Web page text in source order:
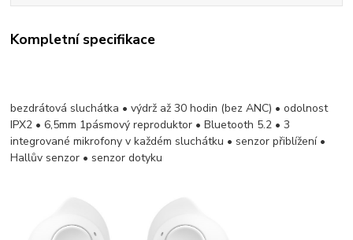
Kompletní specifikace
bezdrátová sluchátka • výdrž až 30 hodin (bez ANC) • odolnost
IPX2 • 6,5mm 1pásmový reproduktor • Bluetooth 5.2 • 3
integrované mikrofony v každém sluchátku • senzor přiblížení •
Hallův senzor • senzor dotyku